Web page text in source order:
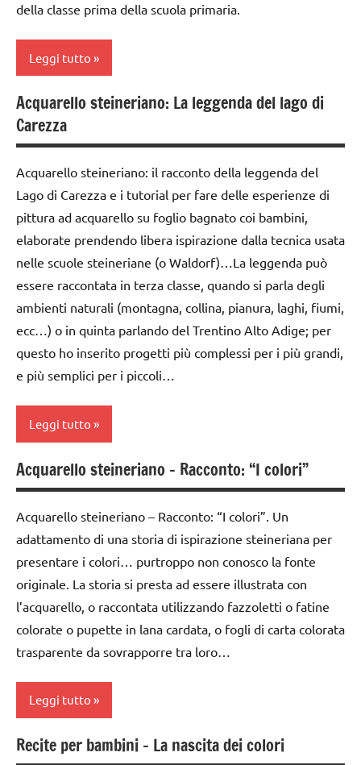
Natale
SCIENZE
scienze:
piante
STAGIONI
TUTTI GLI
ARGOMENTI
PER ETA'
TUTTI GLI
ARTICOLI
canti
dai
3 ai
6
anni
dai
FESTE
DELL'ANNO
GUIDA
DIDATTICA
WALDORF
LINGUAGGIO
PEDAGOGIE
Steiner
TUTTI GLI
ARGOMENTI
PER ETA'
TUTTI GLI
ARTICOLI
FESTE
DELL'ANNO
GUIDA
WALDORF
LINGUAGGIO
materiale
didattico
per
Natale
Natale
PEDAGOGIE
recite
STAGIONI
Steiner
PER ETA'
ARTICOLI
della classe prima della scuola primaria.
Leggi tutto
arte
Waldorf
DIDATTICA
WALDORF
LINGUAGGIO
MUSICA
racconti
TUTTI GLI
ARTICOLI
Acquarello steineriano: La leggenda del lago di
Carezza
Acquarello steineriano: il racconto della leggenda del
Lago di Carezza e i tutorial per fare delle esperienze di
pittura ad acquarello su foglio bagnato coi bambini,
elaborate prendendo libera ispirazione dalla tecnica usata
nelle scuole steineriane (o Waldorf)…La leggenda può
essere raccontata in terza classe, quando si parla degli
ambienti naturali (montagna, collina, pianura, laghi, fiumi,
ecc…) o in quinta parlando del Trentino Alto Adige; per
questo ho inserito progetti più complessi per i più grandi,
e più semplici per i piccoli…
Leggi tutto
acquarello
naturali
arte
Waldorf
classe
classe
5a
GEOGRAFIA
Acquarello steineriano – Racconto: “I colori”
Acquarello steineriano – Racconto: “I colori”. Un
adattamento di una storia di ispirazione steineriana per
presentare i colori… purtroppo non conosco la fonte
originale. La storia si presta ad essere illustrata con
l’acquarello, o raccontata utilizzando fazzoletti o fatine
colorate o pupette in lana cardata, o fogli di carta colorata
trasparente da sovrapporre tra loro…
Leggi tutto
acquarello
Recite per bambini – La nascita dei colori